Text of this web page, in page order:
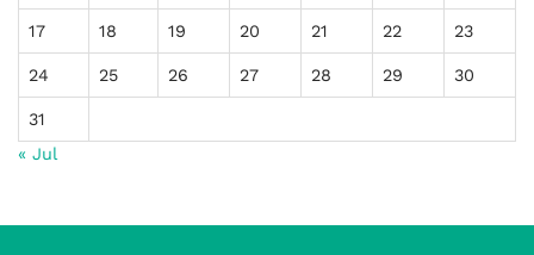
17 18 19 20 21 22 23
24 25 26 27 28 29 30
31
« Jul